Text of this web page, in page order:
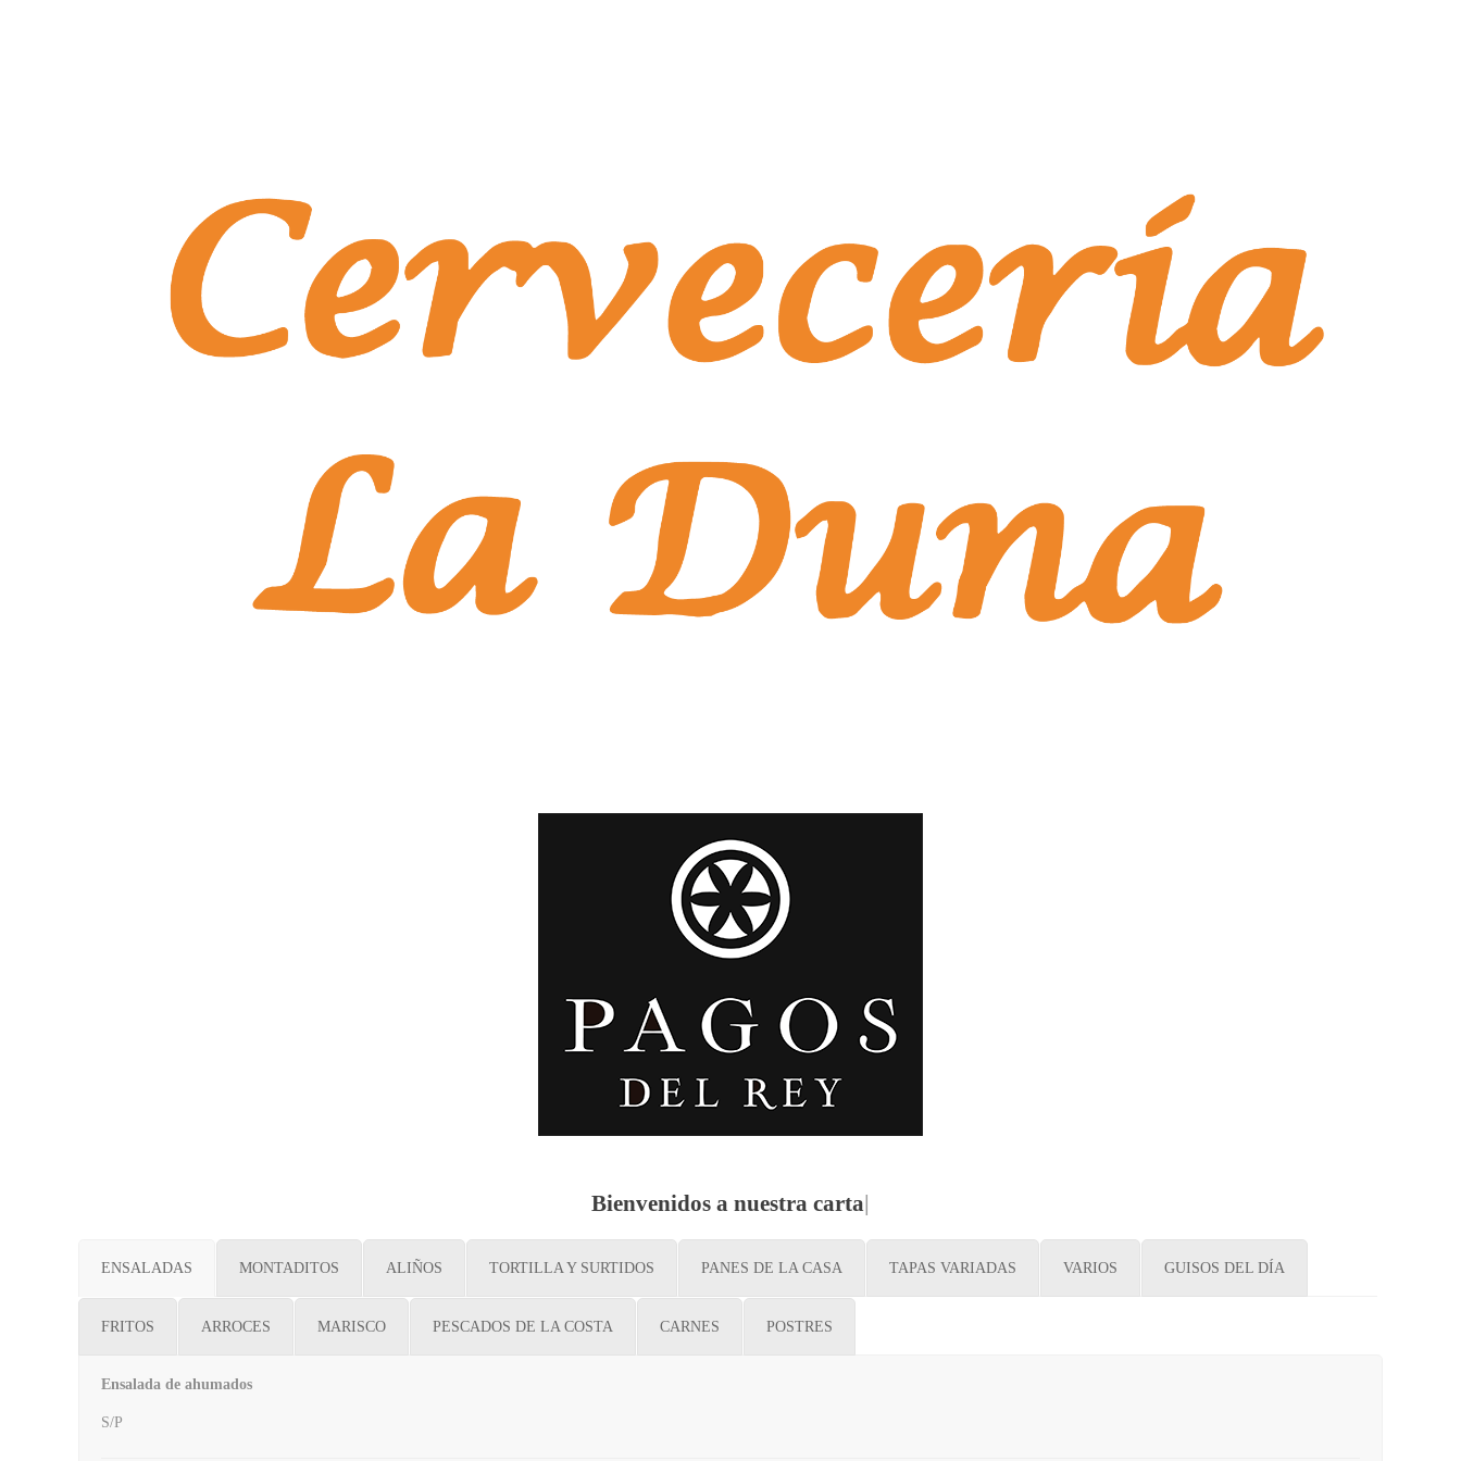
Bienvenidos a nuestra carta|
ENSALADAS MONTADITOS ALIÑOS TORTILLA Y SURTIDOS PANES DE LA CASA TAPAS VARIADAS VARIOS GUISOS DEL DÍA
FRITOS ARROCES MARISCO PESCADOS DE LA COSTA CARNES POSTRES
Ensalada de ahumados
S/P